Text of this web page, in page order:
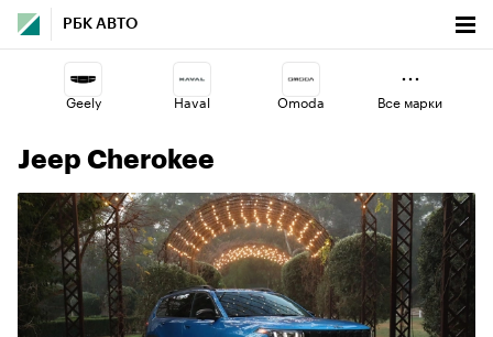
РБК АВТО
Geely Haval Omoda
Esteo
Jaecoo Voyah Changan
Все марки
Jeep Cherokee